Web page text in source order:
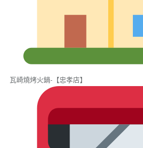
瓦崎燒烤火鍋-【忠孝店】